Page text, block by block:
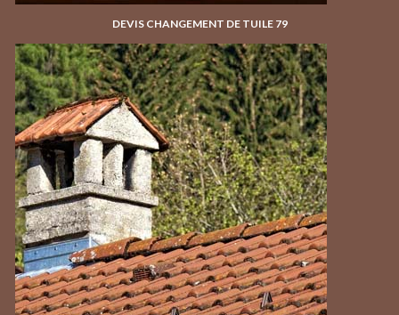
DEVIS CHANGEMENT DE TUILE 79